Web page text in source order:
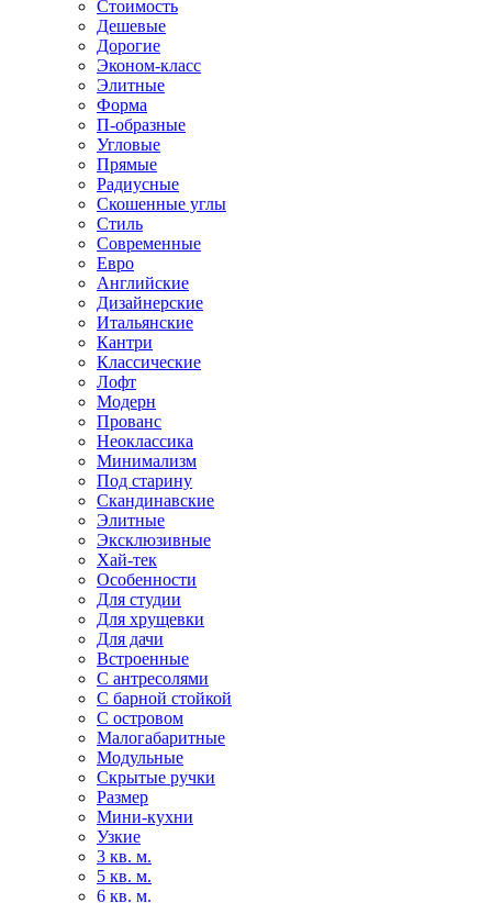
Стоимость
Дешевые
Дорогие
Эконом-класс
Элитные
Форма
П-образные
Угловые
Прямые
Радиусные
Скошенные углы
Стиль
Современные
Евро
Английские
Дизайнерские
Итальянские
Кантри
Классические
Лофт
Модерн
Прованс
Неоклассика
Минимализм
Под старину
Скандинавские
Элитные
Эксклюзивные
Хай-тек
Особенности
Для студии
Для хрущевки
Для дачи
Встроенные
С антресолями
С барной стойкой
С островом
Малогабаритные
Модульные
Скрытые ручки
Размер
Мини-кухни
Узкие
3 кв. м.
5 кв. м.
6 кв. м.